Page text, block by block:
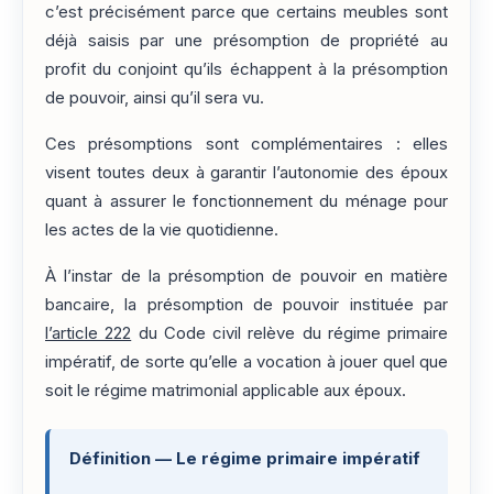
c’est précisément parce que certains meubles sont
déjà saisis par une présomption de propriété au
profit du conjoint qu’ils échappent à la présomption
de pouvoir, ainsi qu’il sera vu.
Ces présomptions sont complémentaires : elles
visent toutes deux à garantir l’autonomie des époux
quant à assurer le fonctionnement du ménage pour
les actes de la vie quotidienne.
À l’instar de la présomption de pouvoir en matière
bancaire, la présomption de pouvoir instituée par
l’article 222 du Code civil relève du régime primaire
impératif, de sorte qu’elle a vocation à jouer quel que
soit le régime matrimonial applicable aux époux.
Définition — Le régime primaire impératif